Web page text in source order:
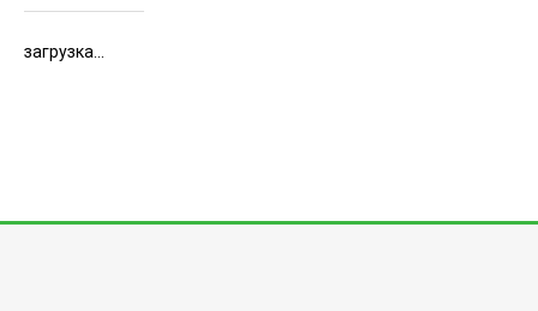
загрузка...